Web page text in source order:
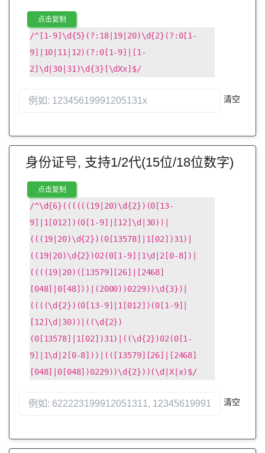
点击复制
/^[1-9]\d{5}(?:18|19|20)\d{2}(?:0[1-
9]|10|11|12)(?:0[1-9]|[1-
2]\d|30|31)\d{3}[\dXx]$/
清空
身份证号, 支持1/2代(15位/18位数字)
点击复制
/^\d{6}((((((19|20)\d{2})(0[13-
9]|1[012])(0[1-9]|[12]\d|30))|
(((19|20)\d{2})(0[13578]|1[02])31)|
((19|20)\d{2})02(0[1-9]|1\d|2[0-8])|
((((19|20)([13579][26]|[2468]
[048]|0[48]))|(2000))0229))\d{3})|
((((\d{2})(0[13-9]|1[012])(0[1-9]|
[12]\d|30))|((\d{2})
(0[13578]|1[02])31)|((\d{2})02(0[1-
9]|1\d|2[0-8]))|(([13579][26]|[2468]
[048]|0[048])0229))\d{2}))(\d|X|x)$/
清空